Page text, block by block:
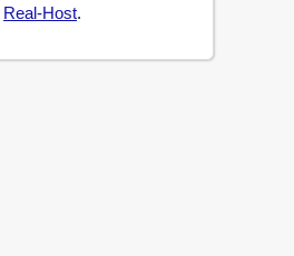
Real-Host.